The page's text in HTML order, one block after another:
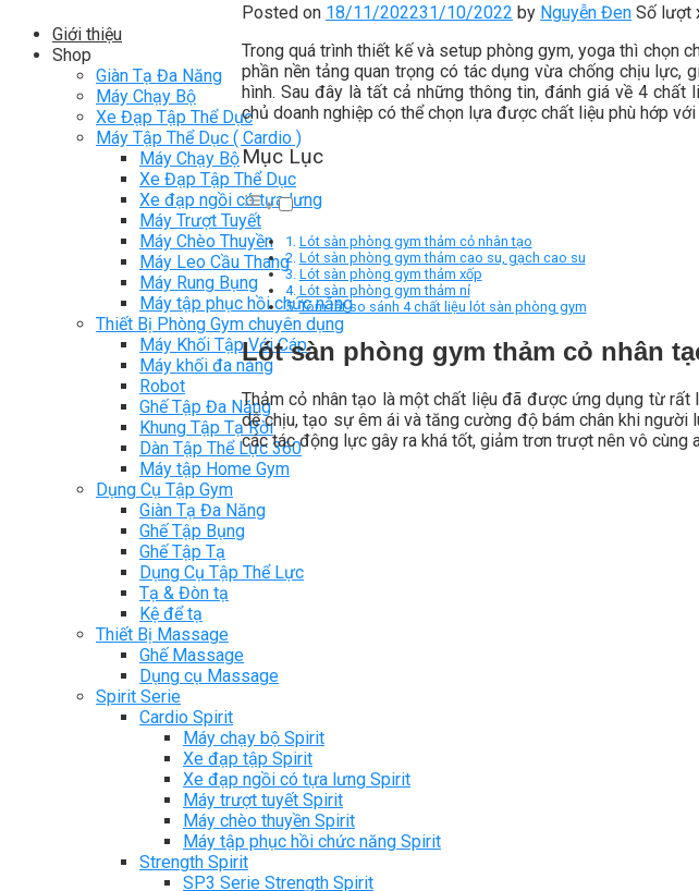
Giới thiệu
Shop
Giàn Tạ Đa Năng
Máy Chạy Bộ
Xe Đạp Tập Thể Dục
Máy Tập Thể Dục ( Cardio )
Máy Chạy Bộ
Xe Đạp Tập Thể Dục
Xe đạp ngồi có tựa lưng
Máy Trượt Tuyết
Máy Chèo Thuyền
Máy Leo Cầu Thang
Máy Rung Bụng
Máy tập phục hồi chức năng
Thiết Bị Phòng Gym chuyên dụng
Máy Khối Tập Với Cáp
Máy khối đa năng
Robot
Ghế Tập Đa Năng
Khung Tập Tạ Rời
Dàn Tập Thể Lực 360
Máy tập Home Gym
Dụng Cụ Tập Gym
Giàn Tạ Đa Năng
Ghế Tập Bụng
Ghế Tập Tạ
Dụng Cụ Tập Thể Lực
Tạ & Đòn tạ
Kệ để tạ
Thiết Bị Massage
Ghế Massage
Dụng cụ Massage
Spirit Serie
Cardio Spirit
Máy chạy bộ Spirit
Xe đạp tập Spirit
Xe đạp ngồi có tựa lưng Spirit
Máy trượt tuyết Spirit
Máy chèo thuyền Spirit
Máy tập phục hồi chức năng Spirit
Strength Spirit
SP3 Serie Strength Spirit
Posted on 18/11/202231/10/2022 by Nguyễn Đen Số lượt
Trong quá trình thiết kế và setup phòng gym, yoga thì chọn
phần nền tảng quan trọng có tác dụng vừa chống chịu lực,
hình. Sau đây là tất cả những thông tin, đánh giá về 4
chủ doanh nghiệp có thể chọn lựa được chất liệu phù hớp
Mục Lục
Lót sàn phòng gym thảm cỏ nhân tạo
Lót sàn phòng gym thảm cao su, gạch cao su
Lót sàn phòng gym thảm xốp
Lót sàn phòng gym thảm nỉ
Tóm tắt so sánh 4 chất liệu lót sàn phòng gym
Lót sàn phòng gym thảm cỏ nhân
Thảm cỏ nhân tạo là một chất liệu đã được ứng dụng từ
dễ chịu, tạo sự êm ái và tăng cường độ bám chân khi
các tác động lực gây ra khá tốt, giảm trơn trượt nên vô cùng